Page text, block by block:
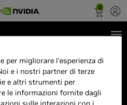
0
5 15IRX10 Intel
32GB GeForce
15.1"OLED
11
per migliorare l'esperienza di
e i nostri partner di terze
e altri strumenti per
le informazioni fornite dagli